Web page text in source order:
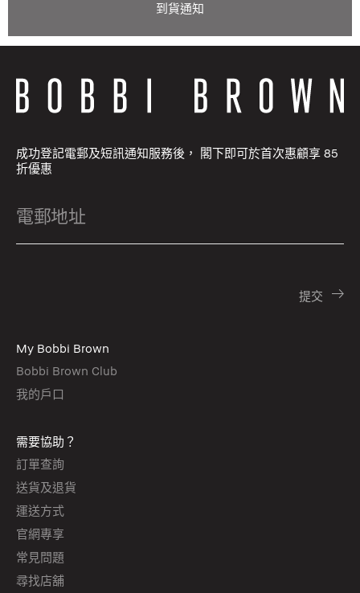
到貨通知
成功登記電郵及短訊通知服務後， 閣下即可於首次惠顧享 85
折優惠
My Bobbi Brown
Bobbi Brown Club
我的戶口
需要協助？
訂單查詢
送貨及退貨
運送方式
官網專享
常見問題
尋找店舖